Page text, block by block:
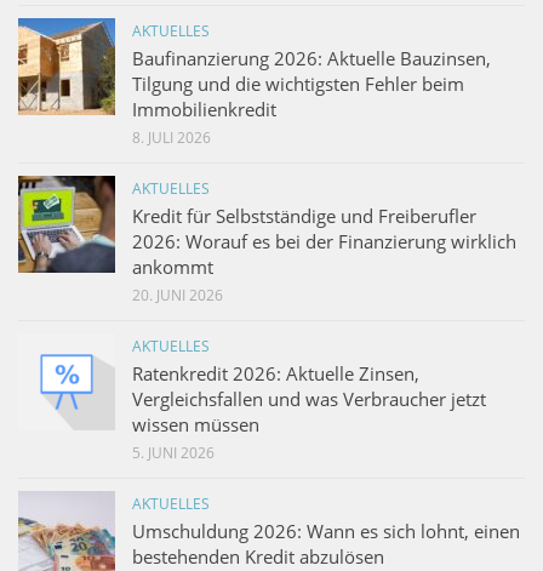
AKTUELLES
Baufinanzierung 2026: Aktuelle Bauzinsen,
Tilgung und die wichtigsten Fehler beim
Immobilienkredit
8. JULI 2026
AKTUELLES
Kredit für Selbstständige und Freiberufler
2026: Worauf es bei der Finanzierung wirklich
ankommt
20. JUNI 2026
AKTUELLES
Ratenkredit 2026: Aktuelle Zinsen,
Vergleichsfallen und was Verbraucher jetzt
wissen müssen
5. JUNI 2026
AKTUELLES
Umschuldung 2026: Wann es sich lohnt, einen
bestehenden Kredit abzulösen